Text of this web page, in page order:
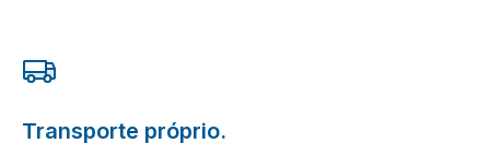
Transporte próprio.